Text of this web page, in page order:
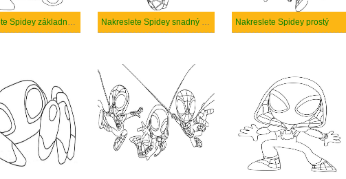
Nakreslete Spidey základní tisknutelné Nakreslete Spidey snadný u dětí Nakreslete Spidey prostý